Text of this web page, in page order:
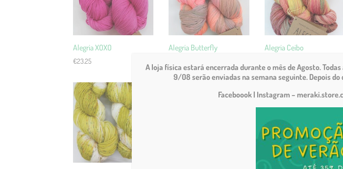
Alegria XOXO
€23.25
Alegria Butterfly Alegria Ceibo
A loja física estará encerrada durante o mês de Agosto.
9/08 serão enviadas na semana seguinte. Depois
Faceboook | Instagram –